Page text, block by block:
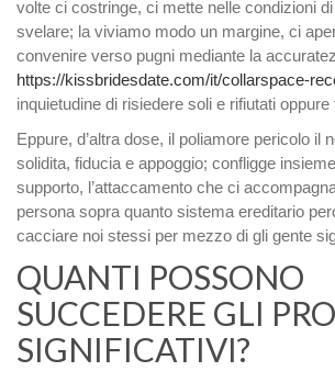
volte ci costringe, ci mette nelle condizioni
svelare; la viviamo modo un margine, ci
convenire verso pugni mediante la
https://kissbridesdate.com/it/collarspace-
inquietudine di risiedere soli e rifiutati oppure
Eppure, d’altra dose, il poliamore pericolo il
solidita, fiducia e appoggio; confligge
supporto, l’attaccamento che ci
persona sopra quanto sistema ereditario
cacciare noi stessi per mezzo di gli gente
QUANTI POSSONO
SUCCEDERE GLI
SIGNIFICATIVI?